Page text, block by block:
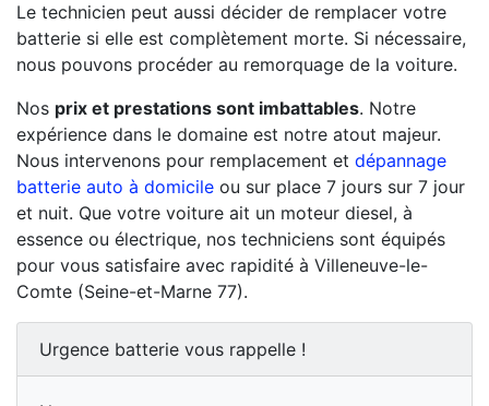
Le technicien peut aussi décider de remplacer votre
batterie si elle est complètement morte. Si nécessaire,
nous pouvons procéder au remorquage de la voiture.
Nos prix et prestations sont imbattables. Notre
expérience dans le domaine est notre atout majeur.
Nous intervenons pour remplacement et dépannage
batterie auto à domicile ou sur place 7 jours sur 7 jour
et nuit. Que votre voiture ait un moteur diesel, à
essence ou électrique, nos techniciens sont équipés
pour vous satisfaire avec rapidité à Villeneuve-le-
Comte (Seine-et-Marne 77).
Urgence batterie vous rappelle !